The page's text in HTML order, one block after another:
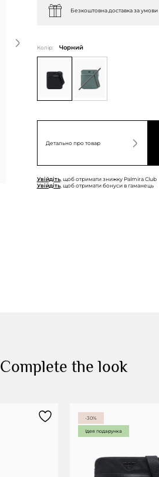
Безкоштовна доставка за умови
Колір: Чорний
Детально про товар
Увійдіть, щоб отримати знижку Palmira Club
Увійдіть, щоб отримати бонуси в гаманець
Complete the look
-30%
Ідея подарунка